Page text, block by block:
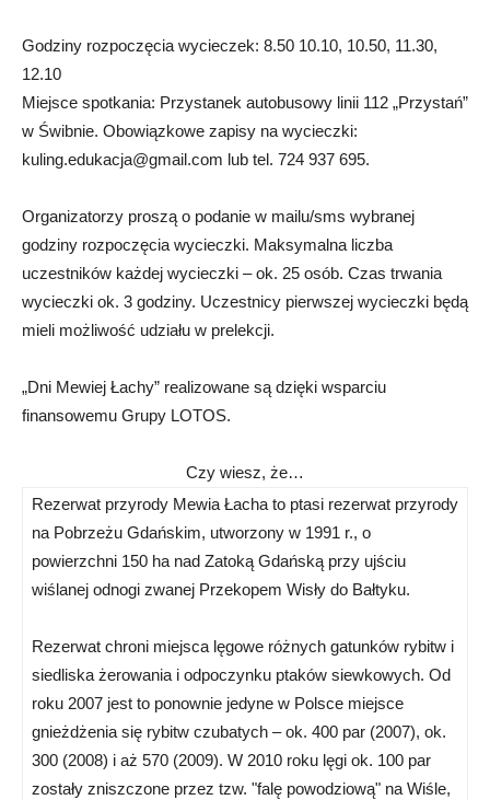
Godziny rozpoczęcia wycieczek: 8.50 10.10, 10.50, 11.30,
12.10
Miejsce spotkania: Przystanek autobusowy linii 112 „Przystań”
w Świbnie. Obowiązkowe zapisy na wycieczki:
kuling.edukacja@gmail.com lub tel. 724 937 695.
Organizatorzy proszą o podanie w mailu/sms wybranej
godziny rozpoczęcia wycieczki. Maksymalna liczba
uczestników każdej wycieczki – ok. 25 osób. Czas trwania
wycieczki ok. 3 godziny. Uczestnicy pierwszej wycieczki będą
mieli możliwość udziału w prelekcji.
„Dni Mewiej Łachy” realizowane są dzięki wsparciu
finansowemu Grupy LOTOS.
Czy wiesz, że…
Rezerwat przyrody Mewia Łacha to ptasi rezerwat przyrody
na Pobrzeżu Gdańskim, utworzony w 1991 r., o
powierzchni 150 ha nad Zatoką Gdańską przy ujściu
wiślanej odnogi zwanej Przekopem Wisły do Bałtyku.
Rezerwat chroni miejsca lęgowe różnych gatunków rybitw i
siedliska żerowania i odpoczynku ptaków siewkowych. Od
roku 2007 jest to ponownie jedyne w Polsce miejsce
gnieżdżenia się rybitw czubatych – ok. 400 par (2007), ok.
300 (2008) i aż 570 (2009). W 2010 roku lęgi ok. 100 par
zostały zniszczone przez tzw. "falę powodziową" na Wiśle,